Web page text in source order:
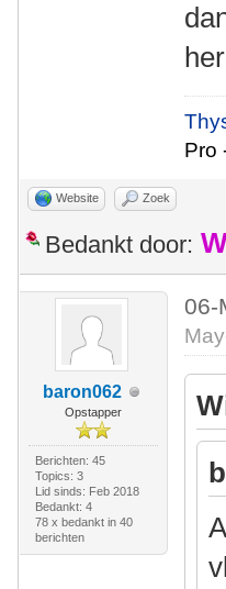
Pro
Website Zoek
Bedankt door:
baron062
Opstapper
Berichten: 45
Topics: 3
Lid sinds: Feb 2018
Bedankt: 4
78 x bedankt in 40
berichten
06-